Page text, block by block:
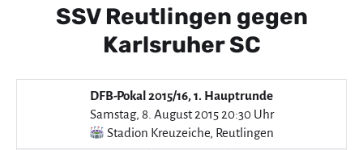
SSV Reutlingen gegen
Karlsruher SC
DFB-Pokal 2015/16, 1. Hauptrunde
Samstag, 8. August 2015 20:30 Uhr
Stadion Kreuzeiche, Reutlingen